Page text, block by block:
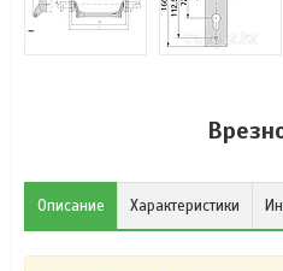
Описание Характеристики